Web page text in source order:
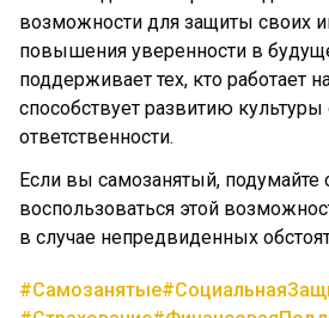
возможности для защиты своих
повышения уверенности в
поддерживает тех, кто работает
способствует развитию
ответственности.
Если вы самозанятый, подумайте
воспользоваться этой
в случае непредвиденных
#Самозанятые